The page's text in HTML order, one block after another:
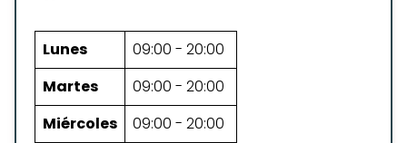
Lunes
09:00 - 20:00
Martes
09:00 - 20:00
Miércoles
09:00 - 20:00